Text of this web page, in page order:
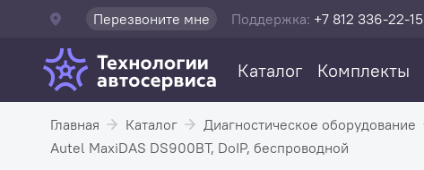
Перезвоните мне Поддержка: +7 812 336-22-15
Каталог Комплекты
Главная Каталог Диагностическое оборудование
Autel MaxiDAS DS900BT, DoIP, беспроводной